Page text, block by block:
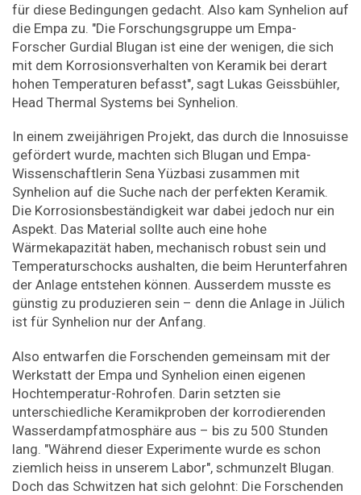
für diese Bedingungen gedacht. Also kam Synhelion auf
die Empa zu. "Die Forschungsgruppe um Empa-
Forscher Gurdial Blugan ist eine der wenigen, die sich
mit dem Korrosionsverhalten von Keramik bei derart
hohen Temperaturen befasst", sagt Lukas Geissbühler,
Head Thermal Systems bei Synhelion.
In einem zweijährigen Projekt, das durch die Innosuisse
gefördert wurde, machten sich Blugan und Empa-
Wissenschaftlerin Sena Yüzbasi zusammen mit
Synhelion auf die Suche nach der perfekten Keramik.
Die Korrosionsbeständigkeit war dabei jedoch nur ein
Aspekt. Das Material sollte auch eine hohe
Wärmekapazität haben, mechanisch robust sein und
Temperaturschocks aushalten, die beim Herunterfahren
der Anlage entstehen können. Ausserdem musste es
günstig zu produzieren sein – denn die Anlage in Jülich
ist für Synhelion nur der Anfang.
Also entwarfen die Forschenden gemeinsam mit der
Werkstatt der Empa und Synhelion einen eigenen
Hochtemperatur-Rohrofen. Darin setzten sie
unterschiedliche Keramikproben der korrodierenden
Wasserdampfatmosphäre aus – bis zu 500 Stunden
lang. "Während dieser Experimente wurde es schon
ziemlich heiss in unserem Labor", schmunzelt Blugan.
Doch das Schwitzen hat sich gelohnt: Die Forschenden